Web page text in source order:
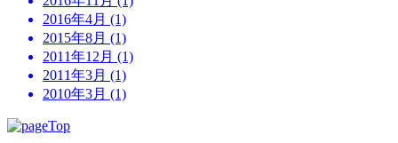
2016年4月 (1)
2015年8月 (1)
2011年12月 (1)
2011年3月 (1)
2010年3月 (1)